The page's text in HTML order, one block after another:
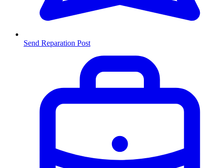
Send Reparation Post